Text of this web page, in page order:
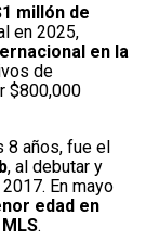
millón de
en 2025,
en la
de
$800,000
8 años, fue el
, al debutar y
En mayo
edad en
.